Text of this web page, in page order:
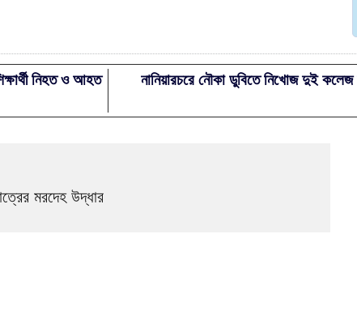
নিহত ও আহত
নানিয়ারচরে নৌকা ডুবিতে নিখোজ দুই
মরদেহ উদ্ধার